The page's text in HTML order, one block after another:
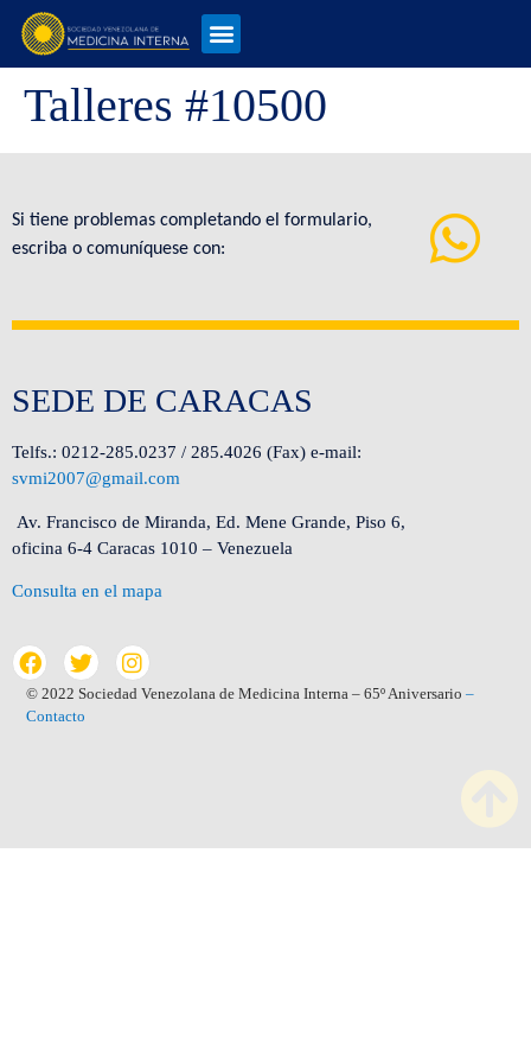
Talleres #10500
Si tiene problemas completando el formulario,
escriba o comuníquese con:
SEDE DE CARACAS
Telfs.: 0212-285.0237 / 285.4026 (Fax) e-mail:
svmi2007@gmail.com
Av. Francisco de Miranda, Ed. Mene Grande, Piso 6,
oficina 6-4 Caracas 1010 – Venezuela
Consulta en el mapa
© 2022 Sociedad Venezolana de Medicina Interna – 65º Aniversario –
Contacto